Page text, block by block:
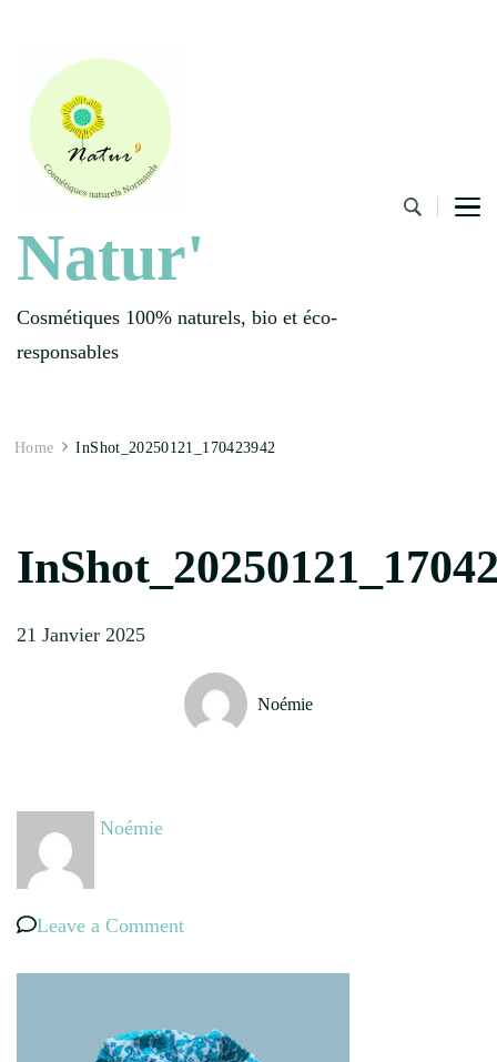
Natur'
Cosmétiques 100% naturels, bio et éco-
responsables
Home InShot_20250121_170423942
21 Janvier 2025
Noémie
Noémie
Leave a Commenton